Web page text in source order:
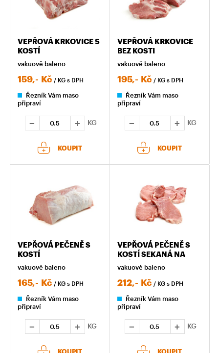
VEPŘOVÁ KRKOVICE S
KOSTÍ
vakuově baleno
159,- Kč / KG s DPH
Řezník Vám maso
připraví
KG
KOUPIT
VEPŘOVÁ KRKOVICE
BEZ KOSTI
vakuově baleno
195,- Kč / KG s DPH
Řezník Vám maso
připraví
KG
KOUPIT
VEPŘOVÁ PEČENĚ S
KOSTÍ
vakuově baleno
165,- Kč / KG s DPH
Řezník Vám maso
připraví
KG
KOUPIT
VEPŘOVÁ PEČENĚ S
KOSTÍ SEKANÁ NA
PLÁTKY
vakuově baleno
212,- Kč / KG s DPH
Řezník Vám maso
připraví
KG
KOUPIT